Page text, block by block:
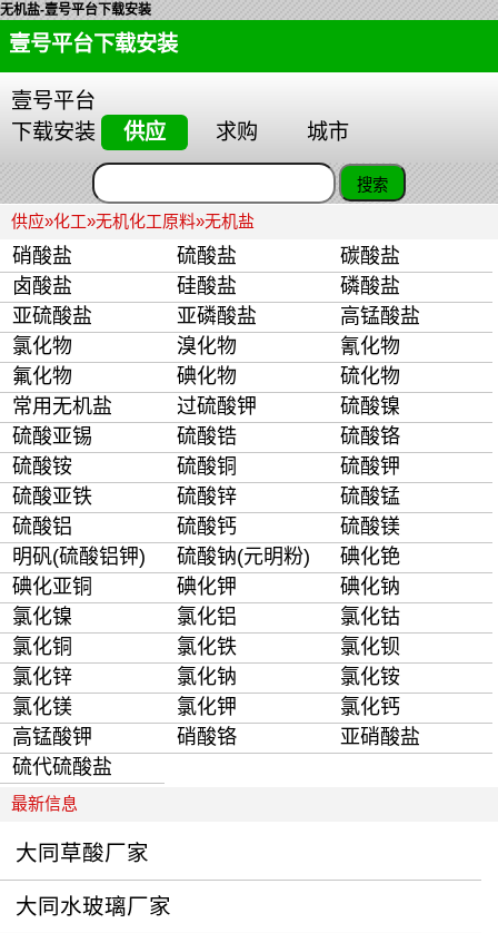
无机盐-壹号平台下载安装
壹号平台下载安装
壹号平台
下载安装
供应 求购 城市
供应»化工»无机化工原料»无机盐
硝酸盐 硫酸盐
碳酸盐
卤酸盐
硅酸盐
磷酸盐
亚硫酸盐
亚磷酸盐
高锰酸盐
氯化物
溴化物
氰化物
氟化物
碘化物
硫化物
常用无机盐
过硫酸钾
硫酸镍
硫酸亚锡
硫酸锆
硫酸铬
硫酸铵
硫酸铜
硫酸钾
硫酸亚铁
硫酸锌
硫酸锰
硫酸铝
硫酸钙
硫酸镁
明矾(硫酸铝钾)
硫酸钠(元明粉)
碘化铯
碘化亚铜
碘化钾
碘化钠
氯化镍
氯化铝
氯化钴
氯化铜
氯化铁
氯化钡
氯化锌
氯化钠
氯化铵
氯化镁
氯化钾
氯化钙
高锰酸钾
硝酸铬
亚硝酸盐
硫代硫酸盐
最新信息
大同草酸厂家
大同水玻璃厂家